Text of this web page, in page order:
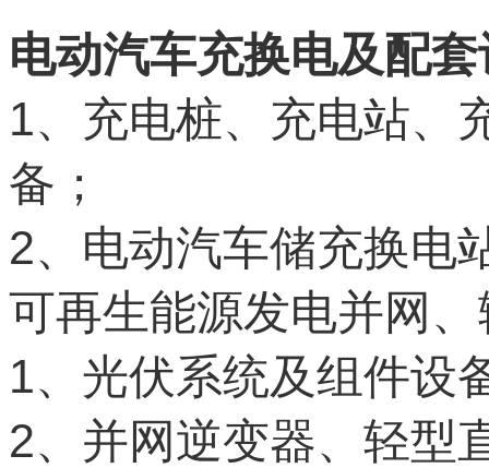
电动汽车充换电及配
1、充电桩、充电站、
备；
2、电动汽车储充换电
可再生能源发电并网
1、光伏系统及组件设
2、并网逆变器、轻型